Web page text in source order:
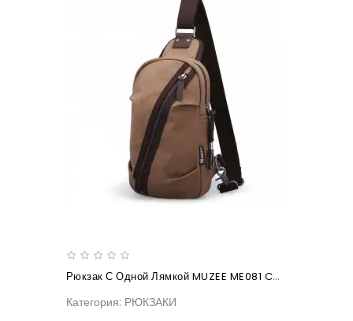
Рюкзак С Одной Лямкой MUZEE ME081 Coffee
Категория: РЮКЗАКИ